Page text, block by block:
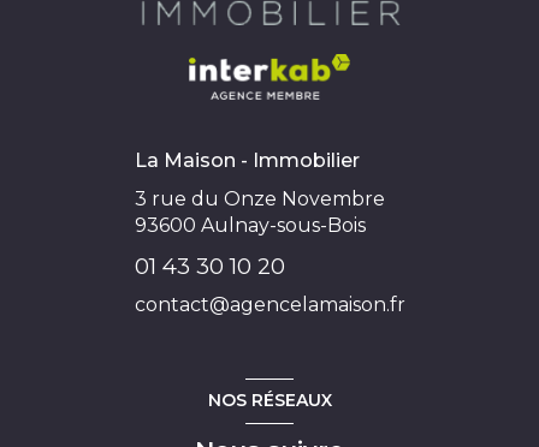
La Maison - Immobilier
3 rue du Onze Novembre
93600 Aulnay-sous-Bois
01 43 30 10 20
contact@agencelamaison.fr
NOS RÉSEAUX